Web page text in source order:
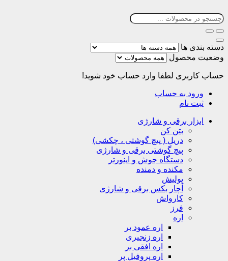
دسته بندی ها
وضعیت محصول
حساب کاربری لطفا وارد حساب خود شوید!
ورود به حساب
ثبت نام
ابزار برقی و شارژی
بتن کن
دریل ( پیچ گوشتی ، چکشی)
پیچ گوشتی برقی و شارژی
دستگاه جوش و اینورتر
مکنده و دمنده
پولیش
آچار بکس برقی و شارژی
کارواش
فرز
اره
اره عمود بر
اره زنجیری
اره افقی بر
اره پروفیل پر